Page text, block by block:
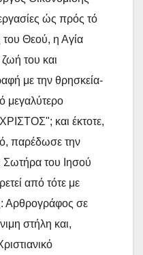
ώς πρός τό
Θεού, η Αγία
του και
με την θρησκεία-
μεγαλύτερο
και έκτοτε,
παρέδωσε την
Σωτήρα του Ιησού
από τότε με
Αρθρογράφος σε
στήλη και,